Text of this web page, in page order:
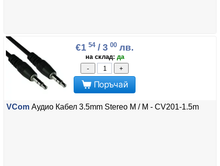
€1 54/ 3 00 лв.
на склад: да
-
+
Поръчай
VCom Аудио Кабел 3.5mm Stereo M / M - CV201-1.5m